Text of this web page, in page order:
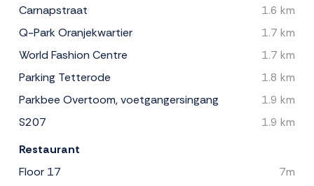
Carnapstraat
1.6 km
Q-Park Oranjekwartier
1.7 km
World Fashion Centre
1.7 km
Parking Tetterode
1.8 km
Parkbee Overtoom, voetgangersingang
1.9 km
S207
1.9 km
Restaurant
Floor 17
7m